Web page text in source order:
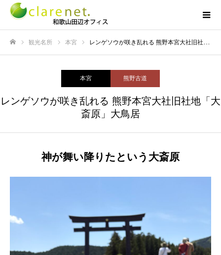
観光名所 本宮 レンゲソウが咲き乱れる 熊野本宮大社旧社地「大斎原」大鳥居
本宮 熊野古道
レンゲソウが咲き乱れる 熊野本宮大社旧社地「大
斎原」大鳥居
神が舞い降りたという大斎原